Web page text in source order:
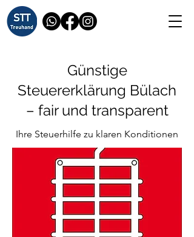
Günstige
Steuererklärung Bülach
– fair und transparent
Ihre Steuerhilfe zu klaren Konditionen